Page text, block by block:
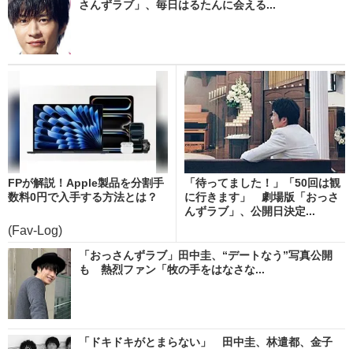
さんずラブ」、毎日はるたんに会える...
FPが解説！Apple製品を分割手
数料0円で入手する方法とは？
(Fav-Log)
「待ってました！」「50回は観
に行きます」 劇場版「おっさ
んずラブ」、公開日決定...
「おっさんずラブ」田中圭、“デートなう”写真公開
も 熱烈ファン「牧の手をはなさな...
「ドキドキがとまらない」 田中圭、林遣都、金子